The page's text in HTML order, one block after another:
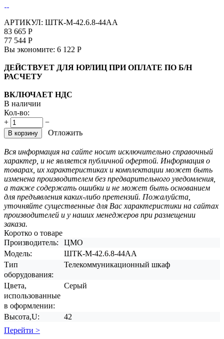
АРТИКУЛ: ШТК-М-42.6.8-44АА
83 665 Р
77 544 Р
Вы экономите: 6 122 Р
ДЕЙСТВУЕТ ДЛЯ ЮРЛИЦ ПРИ ОПЛАТЕ ПО Б/Н
РАСЧЕТУ
ВКЛЮЧАЕТ НДС
В наличии
Кол-во:
+
−
В корзину Отложить
Вся информация на сайте носит исключительно справочный
характер, и не является публичной офертой. Информация о
товарах, их характеристиках и комплектации может быть
изменена производителем без предварительного уведомления,
а также содержать ошибки и не может быть основанием
для предъявления каких-либо претензий. Пожалуйста,
уточняйте существенные для Вас характеристики на сайтах
производителей и у наших менеджеров при размещении
заказа.
Коротко о товаре
Производитель:
ЦМО
Модель:
ШТК-М-42.6.8-44АА
Тип
оборудования:
Телекоммуникационный шкаф
Цвета,
использованные
в оформлении:
Серый
Высота,U:
42
Перейти >